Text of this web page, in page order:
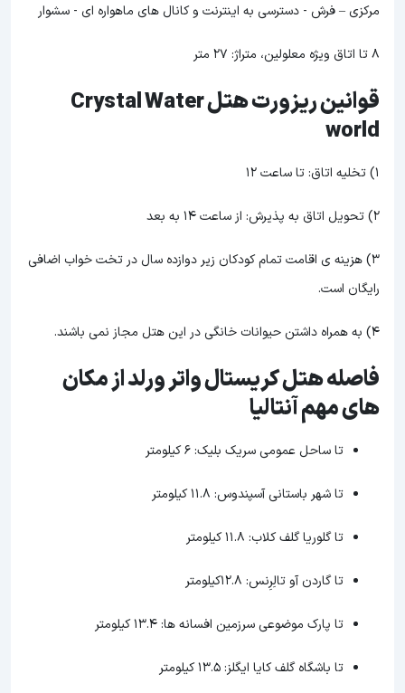
مرکزی – فرش - دسترسی به اینترنت و کانال های ماهواره ای - سشوار
8 تا اتاق ویژه معلولین، متراژ: 27 متر
قوانین ریزورت هتل Crystal Water
world
1) تخليه اتاق: تا ساعت 12
2) تحويل اتاق به پذیرش: از ساعت 14 به بعد
3) هزینه ی اقامت تمام کودکان زیر دوازده سال در تخت خواب اضافی
رایگان است.
4) به همراه داشتن حيوانات خانگى در این هتل مجاز نمی باشند.
فاصله هتل کریستال واتر ورلد از مکان
های مهم آنتالیا
تا ساحل عمومی سریک بلیک:‌ 6 کیلومتر
تا شهر باستانی آسپندوس: 11.8 کیلومتر
تا گلوریا گلف کلاب: 11.8 کیلومتر
تا گاردن آو تالِرِنس: 12.8کیلومتر
تا پارک موضوعی سرزمین افسانه ها: 13.4 کیلومتر
تا باشگاه گلف کایا ایگلز:‌ 13.5 کیلومتر